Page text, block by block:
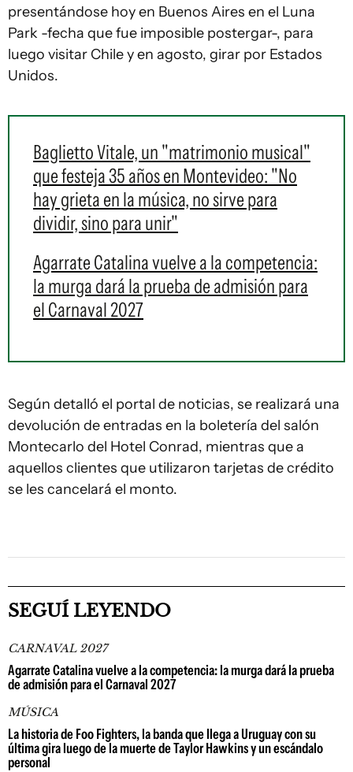
presentándose hoy en Buenos Aires en el Luna
Park -fecha que fue imposible postergar-, para
luego visitar Chile y en agosto, girar por Estados
Unidos.
Baglietto Vitale, un "matrimonio musical"
que festeja 35 años en Montevideo: "No
hay grieta en la música, no sirve para
dividir, sino para unir"
Agarrate Catalina vuelve a la competencia:
la murga dará la prueba de admisión para
el Carnaval 2027
Según detalló el portal de noticias, se realizará una
devolución de entradas en la boletería del salón
Montecarlo del Hotel Conrad, mientras que a
aquellos clientes que utilizaron tarjetas de crédito
se les cancelará el monto.
SEGUÍ LEYENDO
CARNAVAL 2027
Agarrate Catalina vuelve a la competencia: la murga dará la prueba
de admisión para el Carnaval 2027
MÚSICA
La historia de Foo Fighters, la banda que llega a Uruguay con su
última gira luego de la muerte de Taylor Hawkins y un escándalo
personal